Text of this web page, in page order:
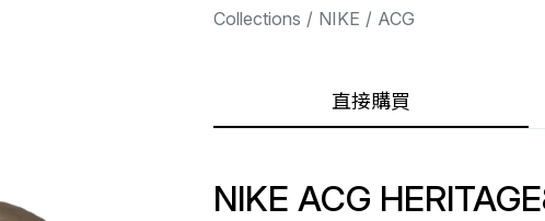
Collections NIKE ACG
直接購買
NIKE ACG